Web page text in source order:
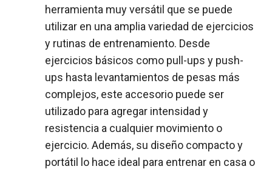
herramienta muy versátil que se puede
utilizar en una amplia variedad de ejercicios
y rutinas de entrenamiento. Desde
ejercicios básicos como pull-ups y push-
ups hasta levantamientos de pesas más
complejos, este accesorio puede ser
utilizado para agregar intensidad y
resistencia a cualquier movimiento o
ejercicio. Además, su diseño compacto y
portátil lo hace ideal para entrenar en casa o